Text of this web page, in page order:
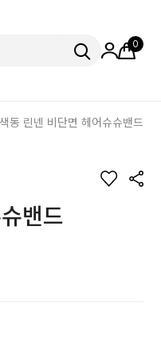
0
동 린넨 비단면 헤어슈슈밴드
밴드